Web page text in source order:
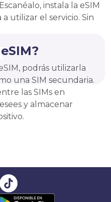
instala la eSIM
utilizar el servicio. Sin
podrás utilizarla
una SIM secundaria.
las SIMs en
y almacenar